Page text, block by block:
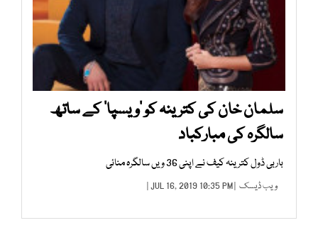
سلمان خان کی کترینہ کو ’ویسپا‘ کے ساتھ
سالگرہ کی مبارکباد
باربی ڈول کترینہ کیف نے اپنی 36 ویں سالگرہ منائی
ویب ڈیسک | JUL 16, 2019 10:35 PM |